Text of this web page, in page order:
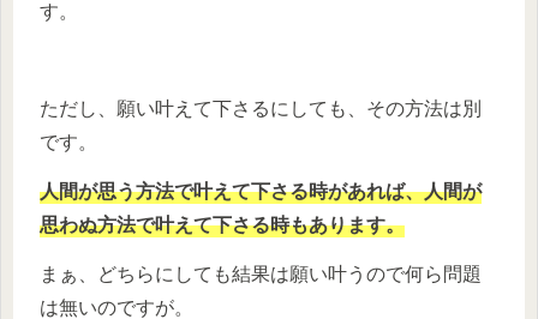
す。
ただし、願い叶えて下さるにしても、その方法は別
です。
人間が思う方法で叶えて下さる時があれば、人間が
思わぬ方法で叶えて下さる時もあります。
まぁ、どちらにしても結果は願い叶うので何ら問題
は無いのですが。